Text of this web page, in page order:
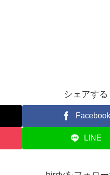
シェアする
Facebook
LINE